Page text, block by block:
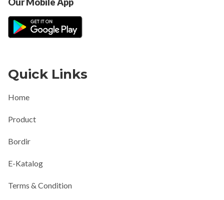
Quick Links
Home
Product
Bordir
E-Katalog
Terms & Condition